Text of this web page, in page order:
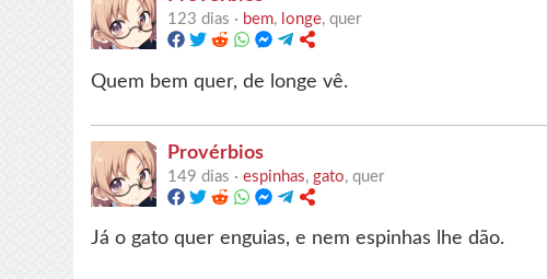
123 dias · bem, longe, quer
Quem bem quer, de longe vê.
Provérbios
149 dias ·espinhas,gato, quer
Já o gato quer enguias, e nem espinhas lhe dão.